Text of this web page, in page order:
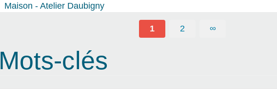
Maison - Atelier Daubigny
1 2 ∞
Mots-clés